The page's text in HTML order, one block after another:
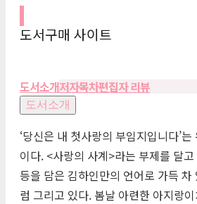
도서구매 사이트
도서소개저자목차편집자 리뷰
도서소개
‘당신은 내 첫사랑의 부임지입니다’
이다. <사랑의 사계>라는 부제를 달
등을 담은 김하인만의 언어로 가득
럼 그리고 있다. 봄날 아련한 아지랑